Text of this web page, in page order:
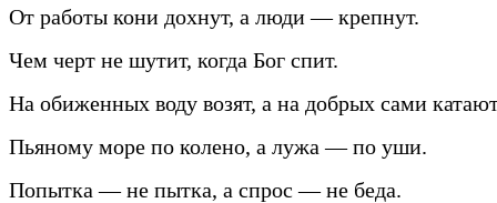
От работы кони дохнут, а люди — крепнут.
Чем черт не шутит, когда Бог спит.
На обиженных воду возят, а на добрых сами
Пьяному море по колено, а лужа — по уши.
Попытка — не пытка, а спрос — не беда.